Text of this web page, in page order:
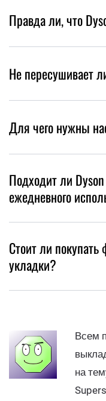
Правда ли, что
Не пересушивает
Для чего нужны
Подходит ли
ежедневного
Стоит ли
укладки?
Всем
на